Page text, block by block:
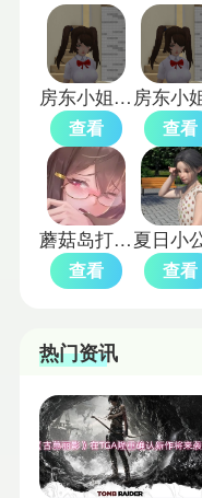
房东小姐姐模拟器
查看 查看
蘑菇岛打工日记1.0.1
查看 查看
热门资讯